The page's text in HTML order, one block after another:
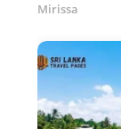
Mirissa